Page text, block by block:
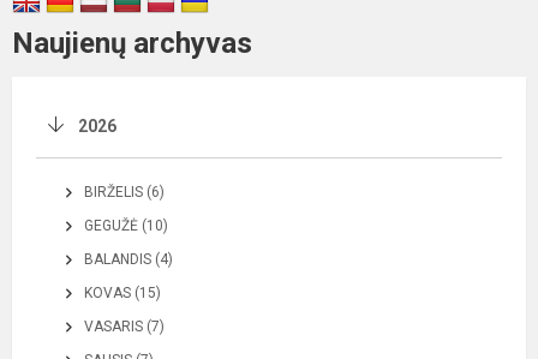
Naujienų archyvas
2026
BIRŽELIS (6)
GEGUŽĖ (10)
BALANDIS (4)
KOVAS (15)
VASARIS (7)